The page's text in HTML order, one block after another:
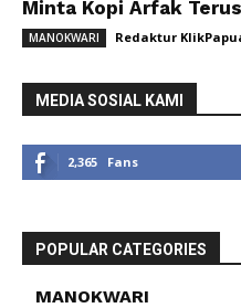
Minta Kopi Arfak
MANOKWARI Redaktur
MEDIA SOSIAL KAMI
2,365 Fans
POPULAR CATEGORIES
MANOKWARI